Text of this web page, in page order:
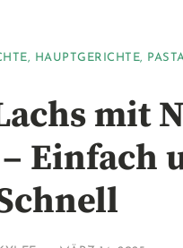
, HAUPTGERICHTE,
mit
Einfach